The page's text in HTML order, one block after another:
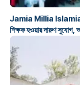
Jamia Millia Islamia
শিক্ষক হওয়ার দারুণ